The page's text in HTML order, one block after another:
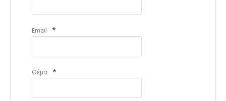
Email *
Θέμα *